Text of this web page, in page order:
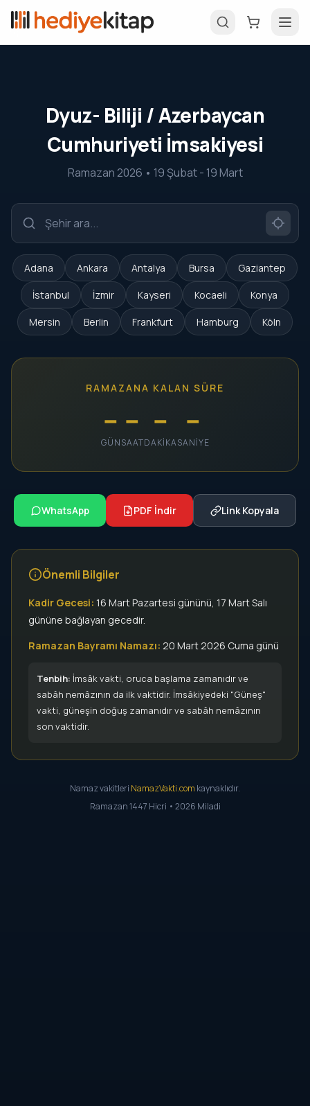
Dyuz- Biliji / Azerbaycan
Cumhuriyeti İmsakiyesi
Ramazan 2026 • 19 Şubat - 19 Mart
Adana Ankara Antalya Bursa Gaziantep
İstanbul İzmir Kayseri Kocaeli Konya
Mersin Berlin Frankfurt Hamburg Köln
RAMAZANA KALAN SÜRE
--
GÜN
--
SAAT
--
DAKIKA
--
SANIYE
WhatsApp PDF İndir Link Kopyala
Önemli Bilgiler
Kadir Gecesi: 16 Mart Pazartesi gününü, 17 Mart Salı
gününe bağlayan gecedir.
Ramazan Bayramı Namazı: 20 Mart 2026 Cuma günü
Tenbih: İmsâk vakti, oruca başlama zamanıdır ve
sabâh nemâzının da ilk vaktidir. İmsâkiyedeki "Güneş"
vakti, güneşin doğuş zamanıdır ve sabâh nemâzının
son vaktidir.
Namaz vakitleri NamazVakti.com kaynaklıdır.
Ramazan 1447 Hicri • 2026 Miladi